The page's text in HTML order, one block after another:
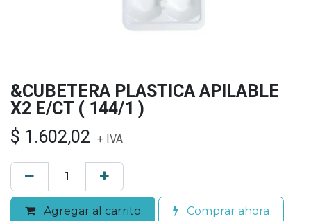
&CUBETERA PLASTICA APILABLE
X2 E/CT ( 144/1 )
$ 1.602,02 + IVA
Agregar al carrito Comprar ahora